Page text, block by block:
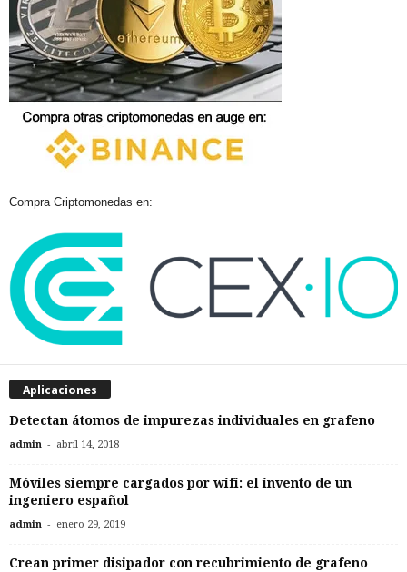
Compra Criptomonedas en:
Aplicaciones
Detectan átomos de impurezas individuales en grafeno
admin - abril 14, 2018
Móviles siempre cargados por wifi: el invento de un
ingeniero español
admin - enero 29, 2019
Crean primer disipador con recubrimiento de grafeno